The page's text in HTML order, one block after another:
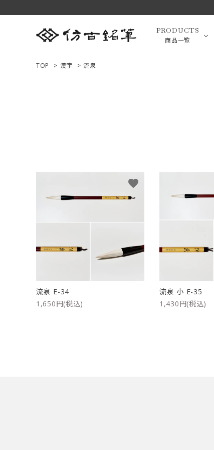
PRODUCTS
商品一覧
洗浄剤
商品一覧
用途で選ぶ
私たちについて
ご利用ガイド
特定商取引法について
TOP > 漢字 > 流泉
流泉 E-34
1,650円(税込)
favorite
流泉 小 E-35
1,430円(税込)